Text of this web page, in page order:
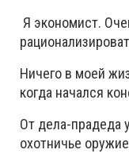
Я экономист.
Ничего в моей
когда начался
От дела-прадеда
охотничье